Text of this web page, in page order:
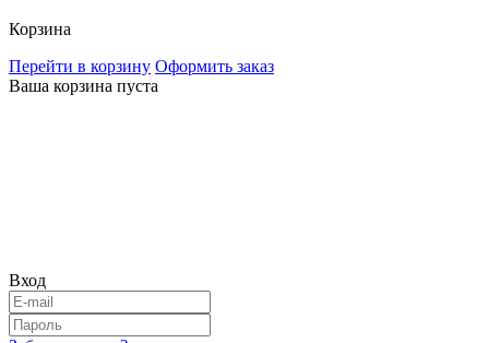
Корзина
Перейти в корзину Оформить заказ
Ваша корзина пуста
Вход